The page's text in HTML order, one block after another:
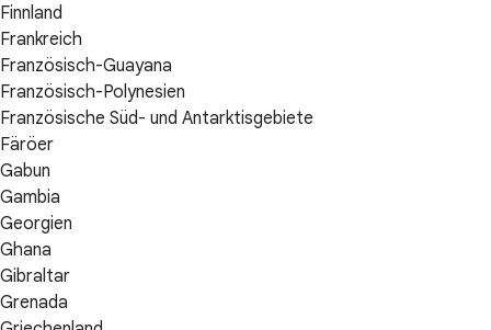
Finnland
Frankreich
Französisch-Guayana
Französisch-Polynesien
Französische Süd- und Antarktisgebiete
Färöer
Gabun
Gambia
Georgien
Ghana
Gibraltar
Grenada